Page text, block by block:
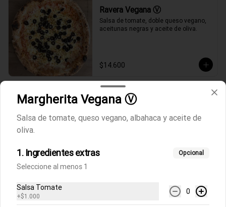
Ravera Vegana Ⓥ
Salsa de tomate, doble queso vegano,
aceitunas negras y aceite de oliva.
$14.600
Tomaso Vegana Ⓥ
choclo, champiñones, albahaca y
$12.800
Vegetariana Vegana Ⓥ
Margherita Vegana Ⓥ
Salsa de tomate, queso vegano, albahaca y aceite de
oliva.
1. Ingredientes extras Opcional
Seleccione al menos 1
Salsa Tomate
+$1.000
0